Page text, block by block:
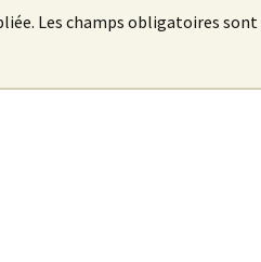
Les champs obligatoires sont